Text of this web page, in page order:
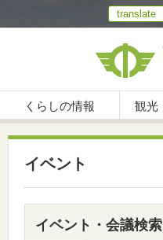
translate
くらしの情報 観光
イベント
イベント・会議検索